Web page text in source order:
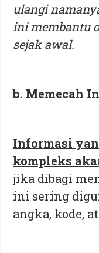
ulangi
ini membantu
sejak awal.
b. Memecah
Informasi
kompleks
jika dibagi
ini sering
angka, kode,